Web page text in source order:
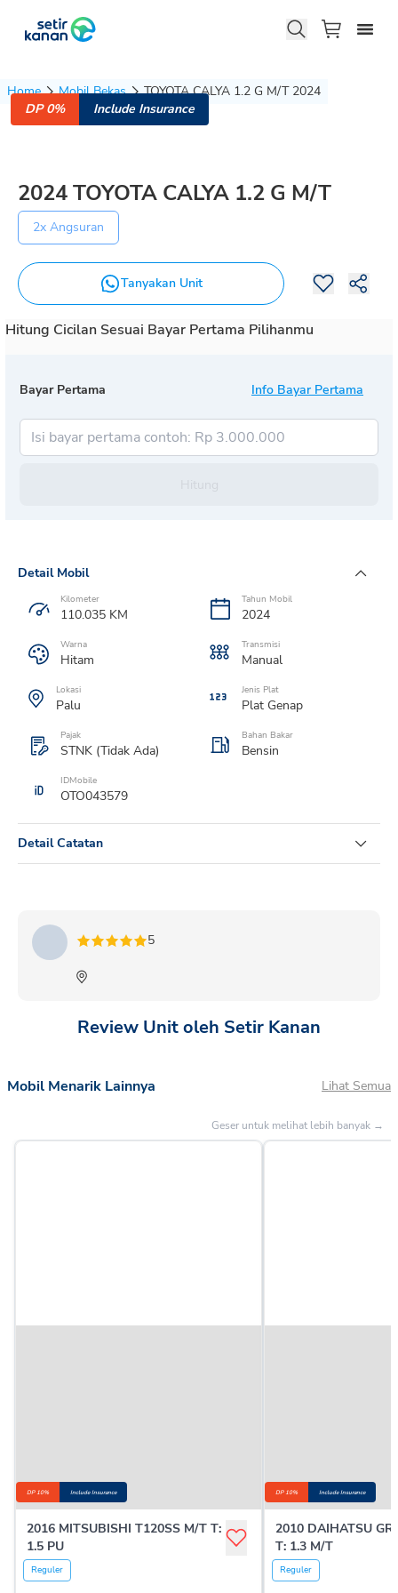
Home Mobil Bekas
TOYOTA CALYA 1.2 G M/T 2024
DP 0%
Include Insurance
2024TOYOTA CALYA 1.2 G M/T
2x Angsuran
Tanyakan Unit
Hitung Cicilan Sesuai Bayar Pertama Pilihanmu
Bayar Pertama Info Bayar Pertama
Detail Mobil
Kilometer
110.035 KM
Tahun Mobil
2024
Warna
Hitam
Transmisi
Manual
Lokasi
Palu
Jenis Plat
Plat Genap
Pajak
STNK (Tidak Ada)
Bahan Bakar
Bensin
IDMobile
OTO043579
Detail Catatan
5
Review Unit oleh Setir Kanan
Mobil Menarik Lainnya Lihat Semua
Geser untuk melihat lebih banyak →
DP 10% Include Insurance
2016 MITSUBISHI T120SS M/T T:
1.5 PU
Reguler
DP 10% Include Insurance
2010 DAIHATSU
T: 1.3 M/T
Reguler